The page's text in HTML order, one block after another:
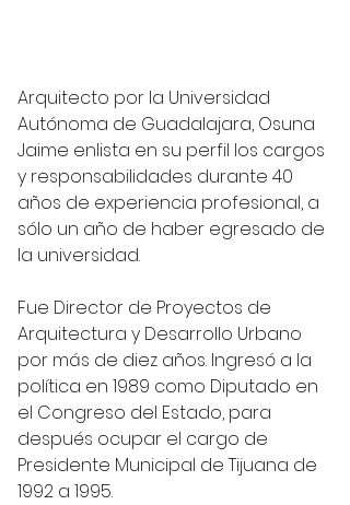
Arquitecto por la Universidad
Autónoma de Guadalajara, Osuna
Jaime enlista en su perfil los cargos
y responsabilidades durante 40
años de experiencia profesional, a
sólo un año de haber egresado de
la universidad.
Fue Director de Proyectos de
Arquitectura y Desarrollo Urbano
por más de diez años. Ingresó a la
política en 1989 como Diputado en
el Congreso del Estado, para
después ocupar el cargo de
Presidente Municipal de Tijuana de
1992 a 1995.